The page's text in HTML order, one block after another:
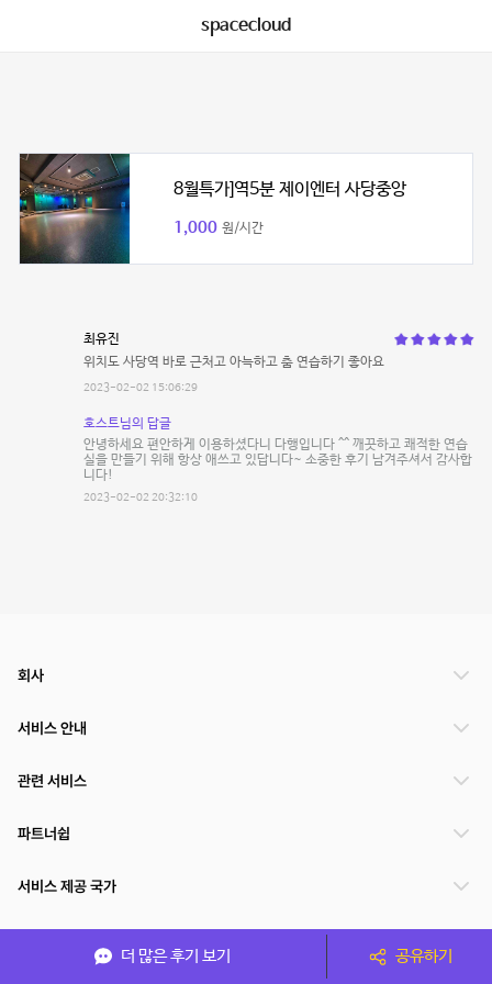
spacecloud
8월특가]역5분 제이엔터 사당중앙
1,000 원/시간
최유진
위치도 사당역 바로 근처고 아늑하고 춤 연습하기 좋아요
2023-02-02 15:06:29
호스트님의 답글
안녕하세요 편안하게 이용하셨다니 다행입니다 ^^ 깨끗하고 쾌적한 연습
실을 만들기 위해 항상 애쓰고 있답니다~ 소중한 후기 남겨주셔서 감사합
니다!
2023-02-02 20:32:10
더 많은 후기 보기 공유하기
회사
서비스 안내
관련 서비스
파트너쉽
서비스 제공 국가
(주)NSPACE 사업자정보